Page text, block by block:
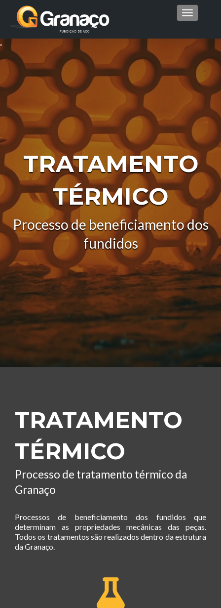
Menu
TRATAMENTO
TÉRMICO
Processo de beneficiamento dos
fundidos
TRATAMENTO
TÉRMICO
Processo de tratamento térmico da
Granaço
Processos de beneficiamento dos fundidos que
determinam as propriedades mecânicas das peças.
Todos os tratamentos são realizados dentro da estrutura
da Granaço.